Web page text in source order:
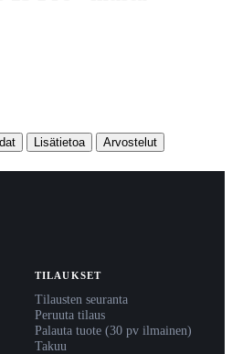
Lisätietoa
Arvostelut
TILAUKSET
Tilausten seuranta
Peruuta tilaus
Palauta tuote (30 pv ilmainen)
Takuu